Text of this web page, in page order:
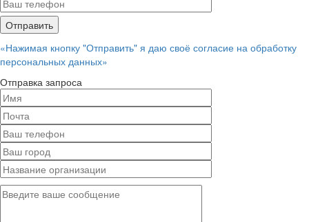
«Нажимая кнопку "Отправить" я даю своё согласие на обработку
персональных данных»
Отправка запроса